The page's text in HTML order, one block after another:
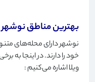
بهترین مناطق نوشهر
نوشهر دارای محله‌های
خود را دارند. در اینجا به
ویلا اشاره می‌کنیم: